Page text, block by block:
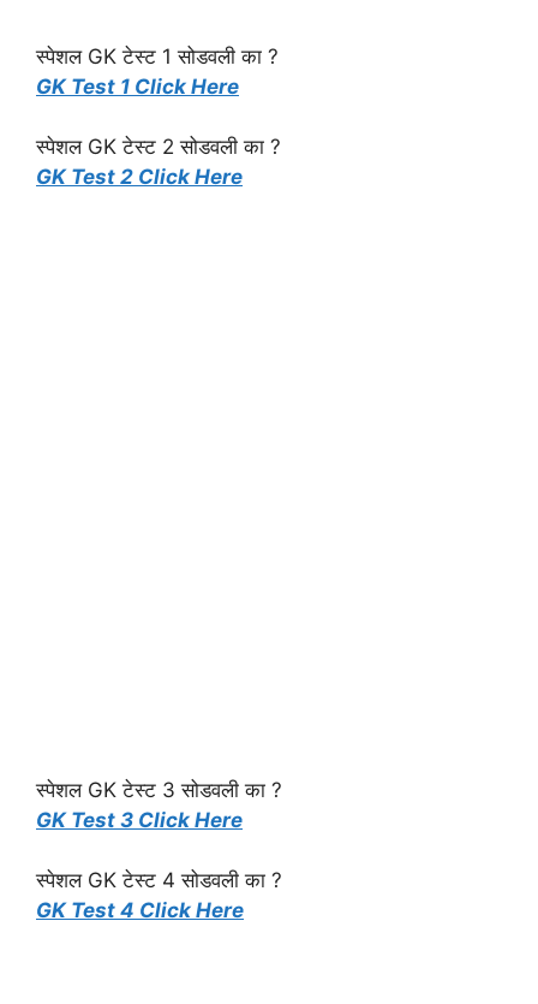
स्पेशल GK टेस्ट 1 सोडवली का ?
GK Test 1 Click Here
स्पेशल GK टेस्ट 2 सोडवली का ?
GK Test 2 Click Here
स्पेशल GK टेस्ट 3 सोडवली का ?
GK Test 3 Click Here
स्पेशल GK टेस्ट 4 सोडवली का ?
GK Test 4 Click Here